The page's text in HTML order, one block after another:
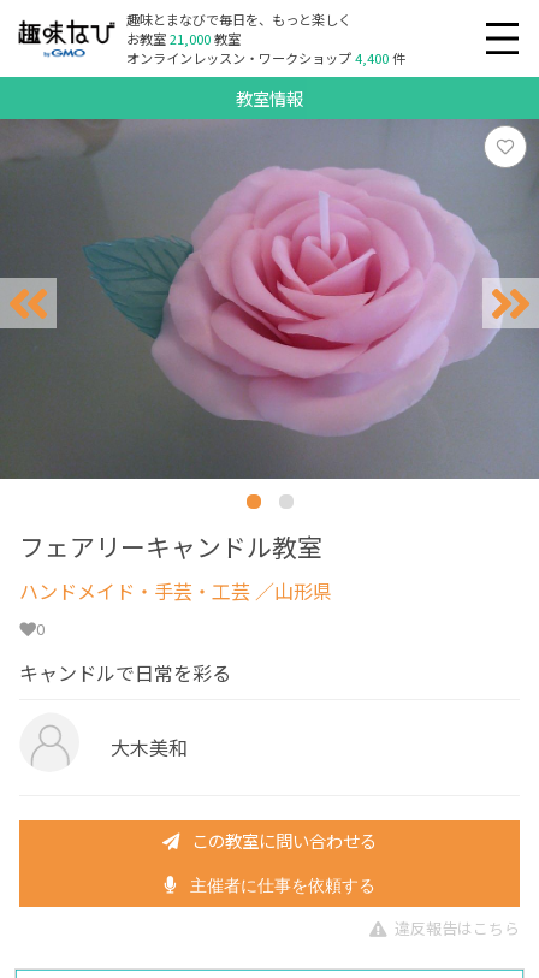
趣味とまなびで毎日を、もっと楽しく
お教室21,000教室
オンラインレッスン・ワークショップ4,400件
教室情報
フェアリーキャンドル教室
ハンドメイド・手芸・工芸 ／山形県
0
キャンドルで日常を彩る
大木美和
この教室に問い合わせる
主催者に仕事を依頼する
違反報告はこちら